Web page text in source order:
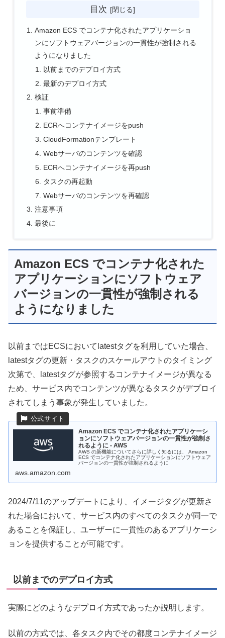
目次
Amazon ECS でコンテナ化されたアプリケーショ
ンにソフトウェアバージョンの一貫性が強制される
ようになりました
以前までのデプロイ方式
最新のデプロイ方式
検証
事前準備
ECRへコンテナイメージをpush
CloudFormationテンプレート
Webサーバのコンテンツを確認
ECRへコンテナイメージを再push
タスクの再起動
Webサーバのコンテンツを再確認
注意事項
最後に
Amazon ECS でコンテナ化された
アプリケーションにソフトウェア
バージョンの一貫性が強制される
ようになりました
以前まではECSにおいてlatestタグを利用していた場合、
latestタグの更新・タスクのスケールアウトのタイミング
次第で、latestタグが参照するコンテナイメージが異なる
ため、サービス内でコンテンツが異なるタスクがデプロイ
されてしまう事象が発生していました。
Amazon ECS でコンテナ化されたアプリケーシ
ョンにソフトウェアバージョンの一貫性が強制さ
れるように - AWS
AWS の新機能についてさらに詳しく知るには、 Amazon
ECS でコンテナ化されたアプリケーションにソフトウェア
バージョンの一貫性が強制されるように
aws.amazon.com
2024/7/11のアップデートにより、イメージタグが更新さ
れた場合において、サービス内のすべてのタスクが同一で
あることを保証し、ユーザーに一貫性のあるアプリケーシ
ョンを提供することが可能です。
以前までのデプロイ方式
実際にどのようなデプロイ方式であったか説明します。
以前の方式では、各タスク内でその都度コンテナイメージ